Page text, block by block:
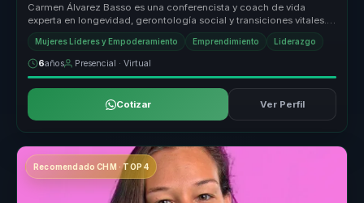
Carmen Álvarez Basso es una conferencista y coach de vida
experta en longevidad, gerontología social y transiciones vitales.
Ayuda a las ...
Mujeres Líderes y Empoderamiento Emprendimiento Liderazgo
6años Presencial · Virtual
Cotizar Ver Perfil
Recomendado CHM · TOP 4